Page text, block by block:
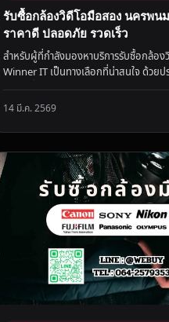
รับซื้อกล้องวิดีโอมือสอง นครพน
ราคาดี ปลอดภัย รวดเร็ว
สำหรับผู้ที่กำลังมองหาบริการรับซื้อกล้อ
Winner IT เป็นทางเลือกที่น่าสนใจ ด้วยป
บริการที่น่า...
14 มี.ค. 2569